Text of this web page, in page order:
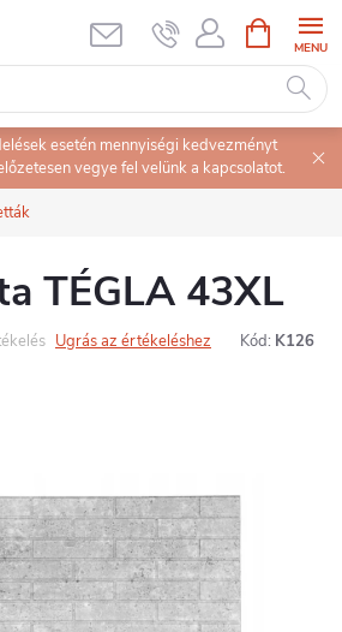
KOSÁR
esetén mennyiségi kedvezményt
vegye fel velünk a kapcsolatot.
TÉGLA 43XL
Ugrás az értékeléshez Kód: K126